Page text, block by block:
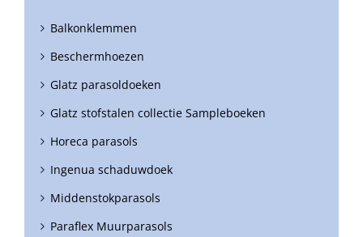
Balkonklemmen
Beschermhoezen
Glatz parasoldoeken
Glatz stofstalen collectie Sampleboeken
Horeca parasols
Ingenua schaduwdoek
Middenstokparasols
Paraflex Muurparasols